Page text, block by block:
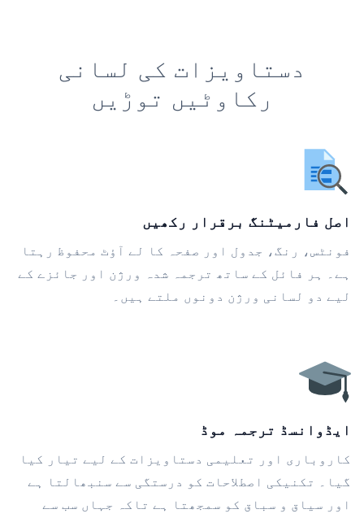
دستاویزات کی لسانی
رکاوٹیں توڑیں
اصل فارمیٹنگ برقرار رکھیں
فونٹس، رنگ، جدول اور صفحہ کا لے آؤٹ محفوظ رہتا
ہے۔ ہر فائل کے ساتھ ترجمہ شدہ ورژن اور جائزے کے
لیے دو لسانی ورژن دونوں ملتے ہیں۔
ایڈوانسڈ ترجمہ موڈ
کاروباری اور تعلیمی دستاویزات کے لیے تیار کیا
گیا۔ تکنیکی اصطلاحات کو درستگی سے سنبھالتا ہے
اور سیاق و سباق کو سمجھتا ہے تاکہ جہاں سب سے